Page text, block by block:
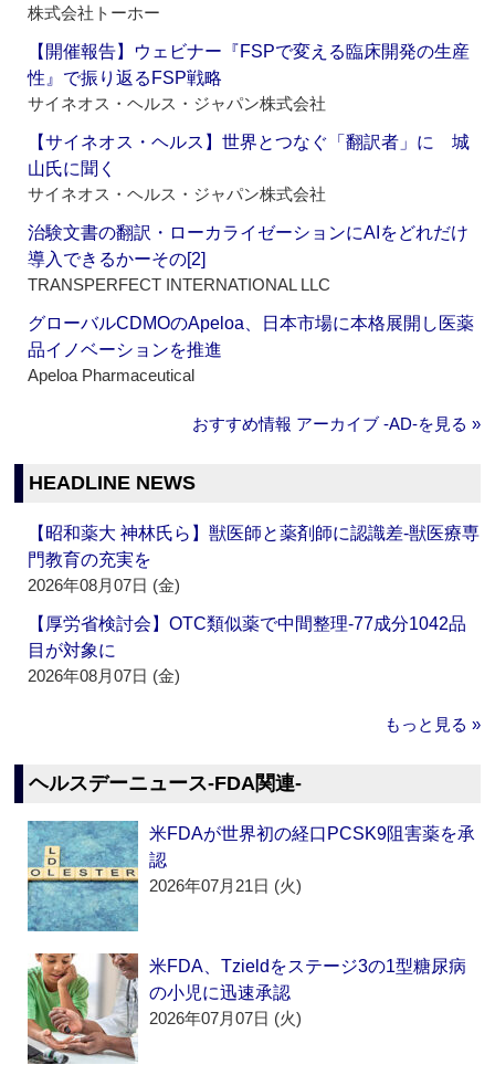
株式会社トーホー
【開催報告】ウェビナー『FSPで変える臨床開発の生産
性』で振り返るFSP戦略
サイネオス・ヘルス・ジャパン株式会社
【サイネオス・ヘルス】世界とつなぐ「翻訳者」に 城
山氏に聞く
サイネオス・ヘルス・ジャパン株式会社
治験文書の翻訳・ローカライゼーションにAIをどれだけ
導入できるかーその[2]
TRANSPERFECT INTERNATIONAL LLC
グローバルCDMOのApeloa、日本市場に本格展開し医薬
品イノベーションを推進
Apeloa Pharmaceutical
おすすめ情報 アーカイブ ‐AD‐を見る »
HEADLINE NEWS
【昭和薬大 神林氏ら】獣医師と薬剤師に認識差‐獣医療専
門教育の充実を
2026年08月07日 (金)
【厚労省検討会】OTC類似薬で中間整理‐77成分1042品
目が対象に
2026年08月07日 (金)
もっと見る »
ヘルスデーニュース‐FDA関連‐
米FDAが世界初の経口PCSK9阻害薬を承
認
2026年07月21日 (火)
米FDA、Tzieldをステージ3の1型糖尿病
の小児に迅速承認
2026年07月07日 (火)